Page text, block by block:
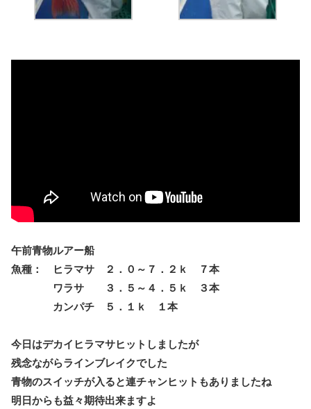
午前青物ルアー船
魚種： ヒラマサ ２．０～７．２ｋ ７本
ワラサ ３．５～４．５ｋ ３本
カンパチ ５．１ｋ １本
今日はデカイヒラマサヒットしましたが
残念ながらラインブレイクでした
青物のスイッチが入ると連チャンヒットもありましたね
明日からも益々期待出来ますよ